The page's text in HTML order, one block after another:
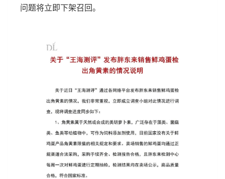
问题将立即下架召回。